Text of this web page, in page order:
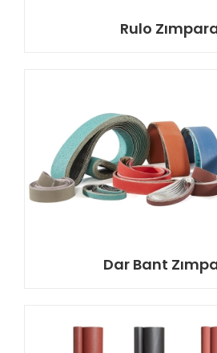
Rulo
Dar Bant